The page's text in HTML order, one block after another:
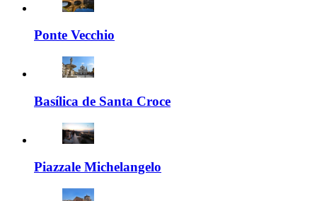
Ponte Vecchio
Basílica de Santa Croce
Piazzale Michelangelo